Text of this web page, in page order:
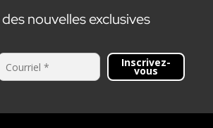
nouvelles exclusives
Inscrivez-
vous